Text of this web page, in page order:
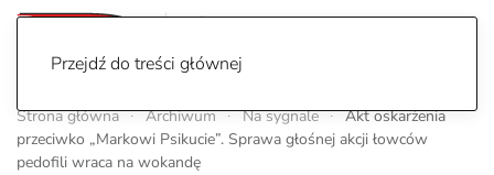
Przejdź do treści głównej
Strona główna Archiwum Na sygnale
Akt oskarżenia
przeciwko „Markowi Psikucie”. Sprawa głośnej akcji łowców
pedofili wraca na wokandę